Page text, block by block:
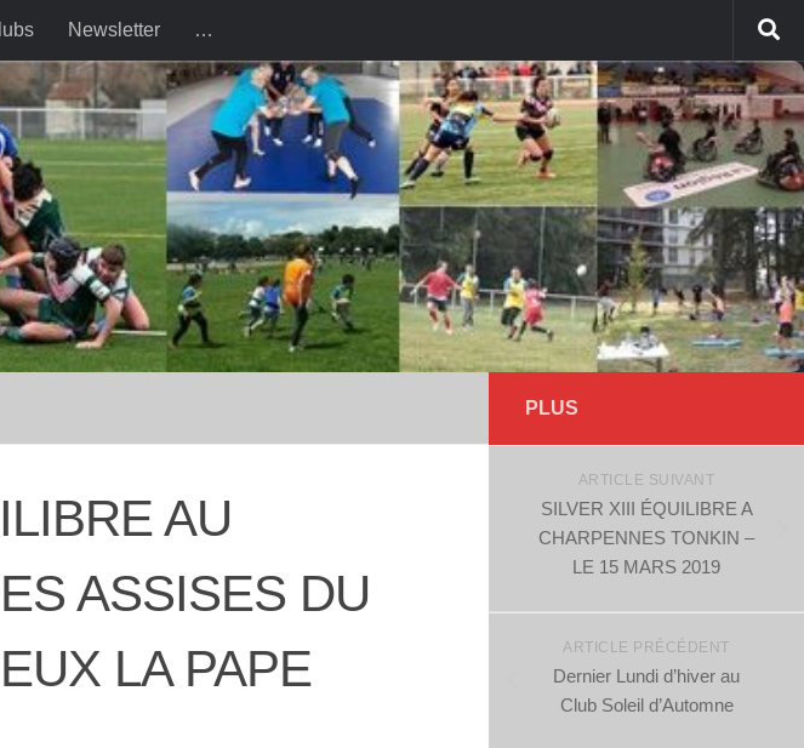
Newsletter …
AU
ASSISES DU
LA PAPE
PLUS
ARTICLE SUIVANT
SILVER XIII ÉQUILIBRE A
CHARPENNES TONKIN –
LE 15 MARS 2019
ARTICLE PRÉCÉDENT
Dernier Lundi d’hiver au
Club Soleil d’Automne